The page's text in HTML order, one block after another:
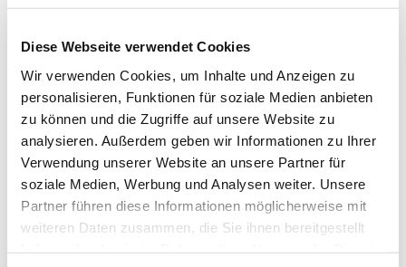
Diese Webseite verwendet Cookies
Wir verwenden Cookies, um Inhalte und Anzeigen zu
personalisieren, Funktionen für soziale Medien anbieten
zu können und die Zugriffe auf unsere Website zu
analysieren. Außerdem geben wir Informationen zu Ihrer
Verwendung unserer Website an unsere Partner für
soziale Medien, Werbung und Analysen weiter. Unsere
Partner führen diese Informationen möglicherweise mit
weiteren Daten zusammen, die Sie ihnen bereitgestellt
IN DEN WARENKORB